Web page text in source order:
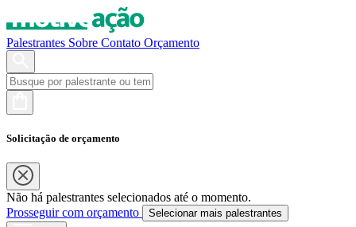
Palestrantes Sobre Contato Orçamento
Solicitação de orçamento
Não há palestrantes selecionados até o momento.
Prosseguir com orçamento
Selecionar mais palestrantes